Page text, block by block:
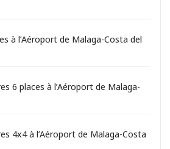
à l’Aéroport de Malaga-Costa del
6 places à l’Aéroport de Malaga-
4x4 à l’Aéroport de Malaga-Costa